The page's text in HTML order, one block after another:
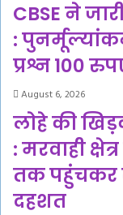
बरामद
CBSE ने
:
प्रश्न 100
August 6, 2026
लोहे की
: मरवाही
तक पहुंचकर
दहशत